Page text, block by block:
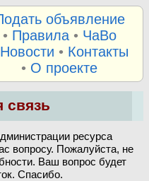
объявление
• Правила• ЧаВо
Новости • Контакты
• О проекте
связь
ресурса
вопросу. Пожалуйста, не
Ваш вопрос будет
Спасибо.